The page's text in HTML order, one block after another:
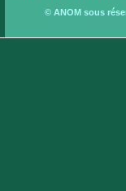
© ANOM sous